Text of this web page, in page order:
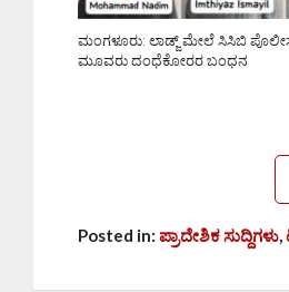
ಮಂಗಳೂರು: ಲಾಡ್ಜ್ ಮೇಲೆ ಸಿಸಿಬಿ
ಮೂವರು ದಂಧೆಕೋರರ ಬಂಧನ
Posted in:ಪ್ರಾದೇಶಿಕ ಸುದ್ದಿಗಳು,